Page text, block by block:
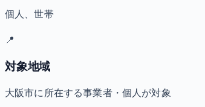
個人、世帯
📍
対象地域
大阪市に所在する事業者・個人が対象